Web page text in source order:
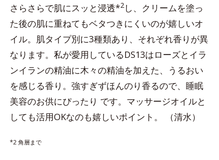
さらさらで肌にスッと浸透*2 し、クリームを塗っ
た後の肌に重ねてもベタつきにくいのが嬉しいオ
イル。肌タイプ別に3種類あり、それぞれ香りが異
なります。私が愛用しているDS13はローズとイラ
ンイランの精油に木々の精油を加えた、うるおい
を感じる香り。強すぎずほんのり香るので、睡眠
美容のお供にぴったり です。マッサージオイルと
しても活用OKなのも嬉しいポイント。 （清水）
*2 角層まで